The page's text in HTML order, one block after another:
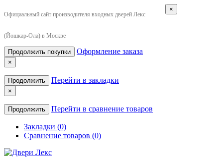
Официальный сайт производителя входных дверей Лекс
(Йошкар-Ола) в Москве
×
Продолжить покупки Оформление заказа
×
Продолжить Перейти в закладки
×
Продолжить Перейти в сравнение товаров
Закладки (0)
Сравнение товаров (0)